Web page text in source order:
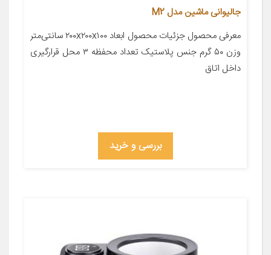
جالیوانی ماشین مدل M2
معرفی محصول جزئیات محصول ابعاد ۲۰۰x۲۰۰x۱۰۰ سانتی‌متر
وزن ۵۰ گرم جنس پلاستیک تعداد محفظه ۳ محل قرارگیری
داخل اتاق
بررسی و خرید